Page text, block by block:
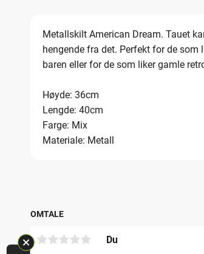
Metallskilt American Dream. Tauet
hengende fra det. Perfekt for de som
baren eller for de som liker gamle
Høyde: 36cm
Lengde: 40cm
Farge: Mix
Materiale: Metall
OMTALE
Du